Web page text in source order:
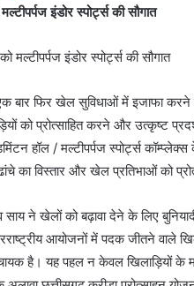
इंडोर स्पोर्ट्स की सौगात
बार फिर खेल सुविधाओं में इजाफा करने
को प्रोत्साहित करने और उत्कृष्ट
हॉल / मल्टीपर्पज स्पोर्ट्स कॉम्प्लेक्स
का विस्तार और खेल प्रतिभाओं को
साय ने खेलों को बढ़ावा देने के लिए
आयोजनों में पदक जीतने वाले
है। यह पहल न केवल खिलाड़ियों